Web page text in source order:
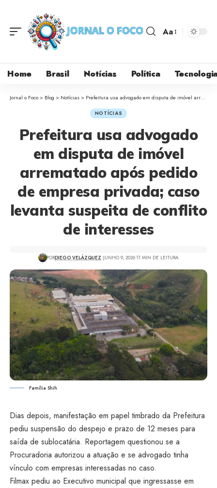
Aa
Home Brasil Notícias Política
Jornal o Foco > Blog > Notícias > Prefeitura usa advogado em disputa de imóvel arrematado após pedido de empresa privada; caso levanta suspeita de conflito de interesses
NOTÍCIAS
Prefeitura usa advogado
em disputa de imóvel
arrematado após pedido
de empresa privada; caso
levanta suspeita de conflito
de interesses
PORDIEGO VELÁZQUEZ JUNHO 9, 2026 11 MIN DE LEITURA
Família Shih
Dias depois, manifestação em papel timbrado da Prefeitura
pediu suspensão do despejo e prazo de 12 meses para
saída de sublocatária. Reportagem questionou se a
Procuradoria autorizou a atuação e se advogado tinha
vínculo com empresas interessadas no caso.
Filmax pediu ao Executivo municipal que ingressasse em